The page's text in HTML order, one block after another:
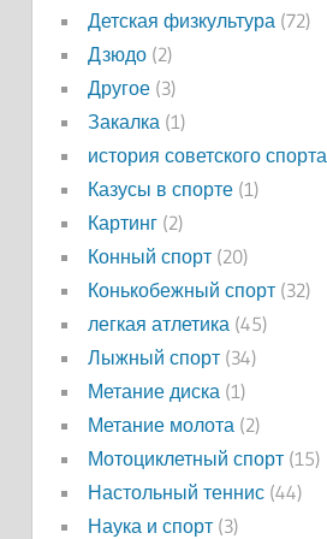
Детская физкультура (72)
Дзюдо(2)
Другое(3)
Закалка (1)
история советского спорта
Казусы в спорте(1)
Картинг(2)
Конный спорт(20)
Конькобежный спорт(32)
легкая атлетика (45)
Лыжный спорт(34)
Метание диска (1)
Метание молота (2)
Мотоциклетный спорт(15)
Настольный теннис(44)
Наука и спорт(3)